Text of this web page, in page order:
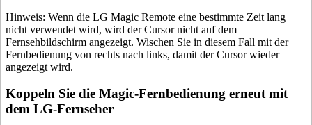
Hinweis: Wenn die LG Magic Remote eine bestimmte Zeit lang
nicht verwendet wird, wird der Cursor nicht auf dem
Fernsehbildschirm angezeigt. Wischen Sie in diesem Fall mit der
Fernbedienung von rechts nach links, damit der Cursor wieder
angezeigt wird.
Koppeln Sie die Magic-Fernbedienung erneut mit
dem LG-Fernseher